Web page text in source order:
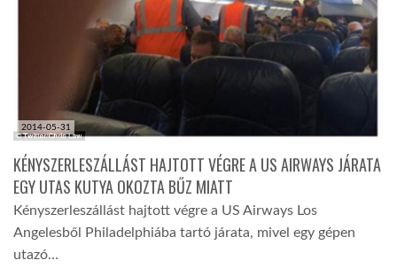
2014-05-31
KÉNYSZERLESZÁLLÁST HAJTOTT VÉGRE A US AIRWAYS JÁRATA
EGY UTAS KUTYA OKOZTA BŰZ MIATT
Kényszerleszállást hajtott végre a US Airways Los
Angelesből Philadelphiába tartó járata, mivel egy gépen
utazó…